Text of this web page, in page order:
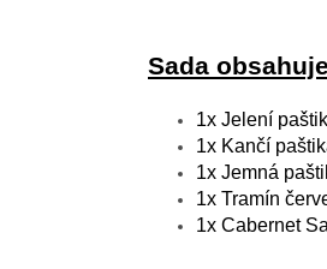
Sada
1x Jelení
1x Kančí
1x Jemná
1x Tramín
1x Cabernet